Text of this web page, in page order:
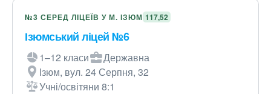
№3 СЕРЕД ЛІЦЕЇВ У М. ІЗЮМ 117,52
Ізюмський ліцей №6
1–12 класи
Державна
Ізюм, вул. 24 Серпня, 32
Учні/освітяни 8:1